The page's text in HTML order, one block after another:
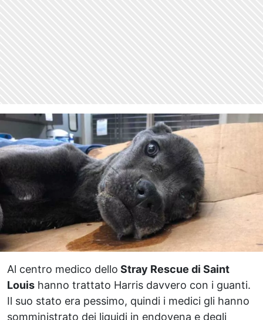
Al centro medico dello Stray Rescue di Saint
Louis hanno trattato Harris davvero con i guanti.
Il suo stato era pessimo, quindi i medici gli hanno
somministrato dei liquidi in endovena e degli